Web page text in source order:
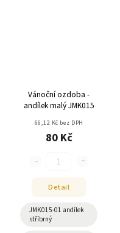
Vánoční ozdoba -
andílek malý JMK015
66,12 Kč bez DPH
80 Kč
Detail
JMK015-01 andílek
stříbrný